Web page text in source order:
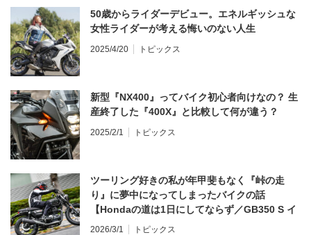
50歳からライダーデビュー。エネルギッシュな
女性ライダーが考える悔いのない人生
2025/4/20 トピックス
新型『NX400』ってバイク初心者向けなの？ 生
産終了した『400X』と比較して何が違う？
2025/2/1 トピックス
ツーリング好きの私が年甲斐もなく『峠の走
り』に夢中になってしまったバイクの話
【Hondaの道は1日にしてならず／GB350 S イ
ンプレ・レビュー 前編】
2026/3/1 トピックス